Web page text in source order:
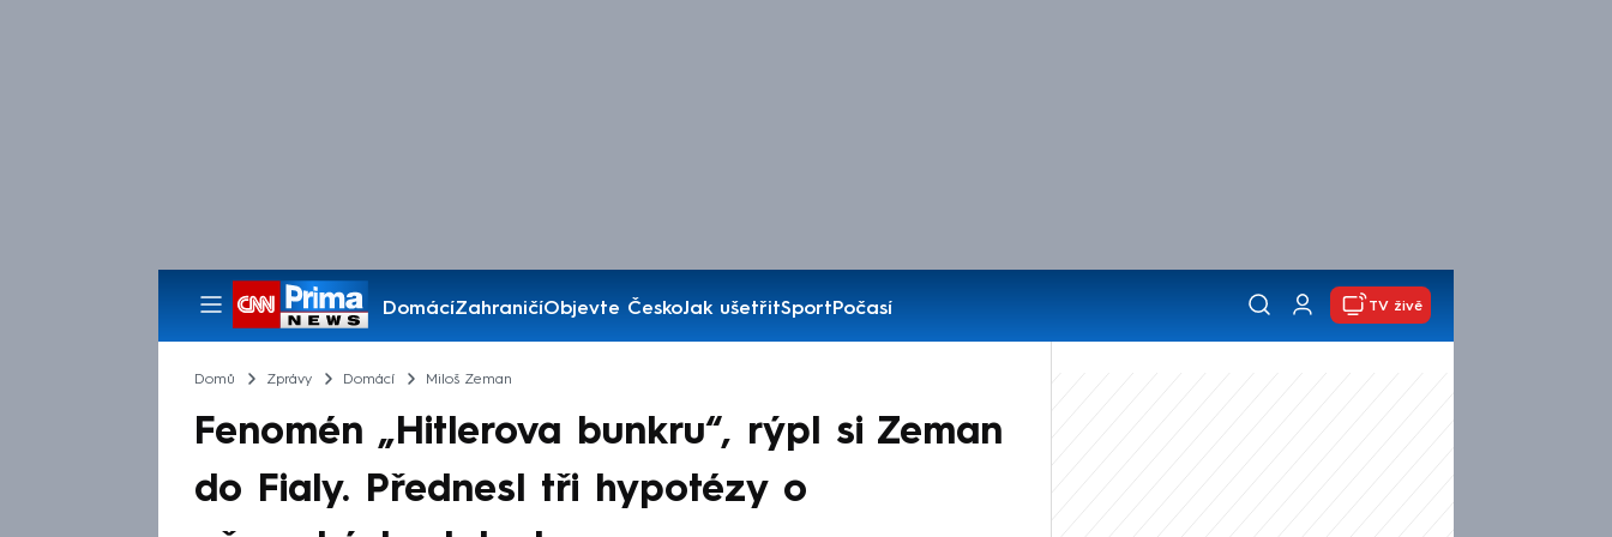
DomácíZahraničíObjevte ČeskoJak ušetřitSportPočasí
Pořady
TV živě
Domů Zprávy Domácí Miloš Zeman
Fenomén „Hitlerova bunkru“, rýpl si Zeman
do Fialy. Přednesl tři hypotézy o